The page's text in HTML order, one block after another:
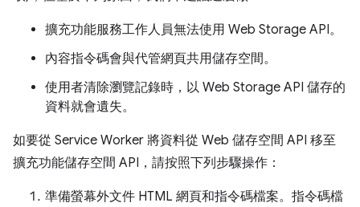
擴充功能服務工作人員無法使用 Web Storage API。
內容指令碼會與代管網頁共用儲存空間。
使用者清除瀏覽記錄時，以 Web Storage API 儲存的
資料就會遺失。
如要從 Service Worker 將資料從 Web 儲存空間 API 移至
擴充功能儲存空間 API，請按照下列步驟操作：
準備螢幕外文件 HTML 網頁和指令碼檔案。指令碼檔